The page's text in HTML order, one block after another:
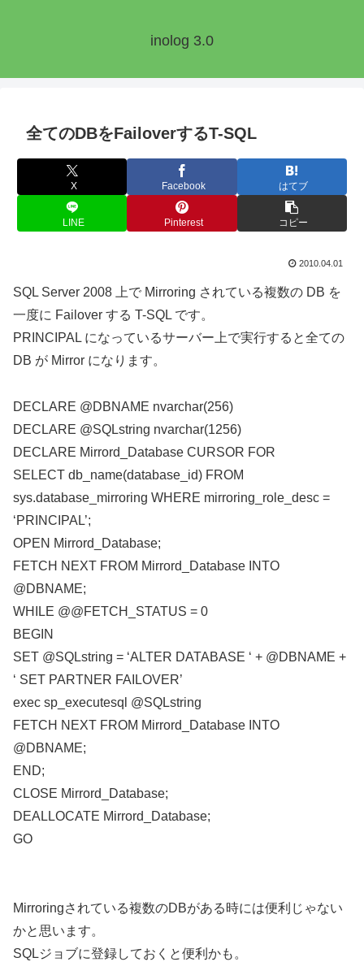
inolog 3.0
全てのDBをFailoverするT-SQL
X Facebook はてブ
LINE Pinterest コピー
2010.04.01
SQL Server 2008 上で Mirroring されている複数の DB を
一度に Failover する T-SQL です。
PRINCIPAL になっているサーバー上で実行すると全ての
DB が Mirror になります。
DECLARE @DBNAME nvarchar(256)
DECLARE @SQLstring nvarchar(1256)
DECLARE Mirrord_Database CURSOR FOR
SELECT db_name(database_id) FROM
sys.database_mirroring WHERE mirroring_role_desc =
‘PRINCIPAL’;
OPEN Mirrord_Database;
FETCH NEXT FROM Mirrord_Database INTO
@DBNAME;
WHILE @@FETCH_STATUS = 0
BEGIN
SET @SQLstring = ‘ALTER DATABASE ‘ + @DBNAME +
‘ SET PARTNER FAILOVER’
exec sp_executesql @SQLstring
FETCH NEXT FROM Mirrord_Database INTO
@DBNAME;
END;
CLOSE Mirrord_Database;
DEALLOCATE Mirrord_Database;
GO
Mirroringされている複数のDBがある時には便利じゃない
かと思います。
SQLジョブに登録しておくと便利かも。